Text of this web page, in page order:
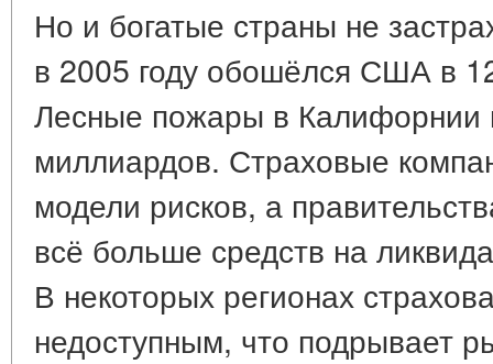
Но и богатые страны не
в 2005 году обошёлся США в
Лесные пожары в
миллиардов. Страховые
модели рисков, а
всё больше средств на
В некоторых регионах
недоступным, что подрывает